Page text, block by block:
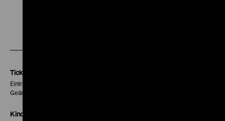
Tickets
Eintritt 5 €
Geänderte Preise sind im Programm vermerkt.
Kinokasse